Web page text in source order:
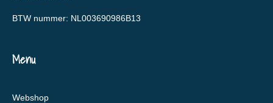
BTW nummer: NL003690986B13
Menu
Webshop